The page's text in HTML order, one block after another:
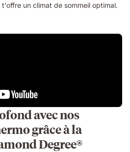
un climat de sommeil optimal.
avec nos
grâce à la
Degree®